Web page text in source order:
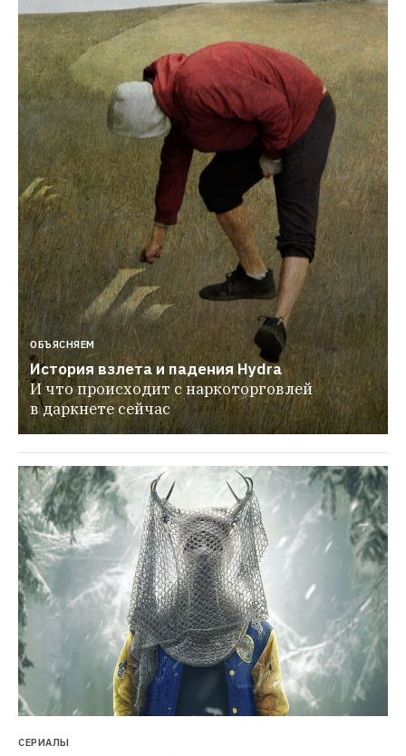
ОБЪЯСНЯЕМ
История взлета и падения Hydra
И что происходит с наркоторговлей
в даркнете сейчас
СЕРИАЛЫ